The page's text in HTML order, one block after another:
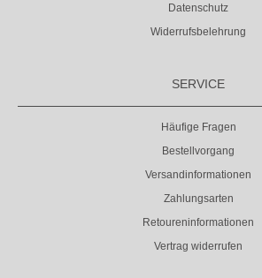
Datenschutz
Widerrufsbelehrung
SERVICE
Häufige Fragen
Bestellvorgang
Versandinformationen
Zahlungsarten
Retoureninformationen
Vertrag widerrufen